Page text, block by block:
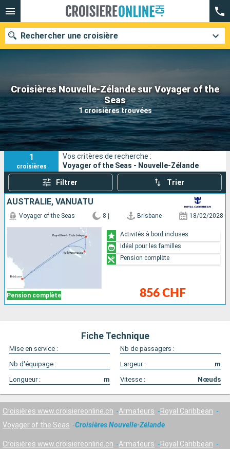
Croisières Nouvelle-Zélande sur Voyager of the
Seas
1 croisières trouvées
Rechercher une croisière
Nos destinations
Mois de départ
Ports Compagnies
Rechercher
1
croisières
Vos critères de recherche :
Voyager of the Seas - Nouvelle-Zélande
Filtrer Trier
AUSTRALIE, VANUATU
Pension complète
Voyager of the Seas 8 j Brisbane 18/02/2028
856 CHF
Activités à bord incluses
Idéal pour les familles
Pension complète
Fiche Technique
Mise en service :
Nb de passagers :
Nb d'équipage :
Largeur :
m
Longueur :
m Vitesse : Nœuds
Croisières www.croisiereonline.ch Armateurs
Royal Caribbean
Voyager of the Seas
Croisières Nouvelle-Zélande
Croisières www.croisiereonline.ch Armateurs
Royal Caribbean